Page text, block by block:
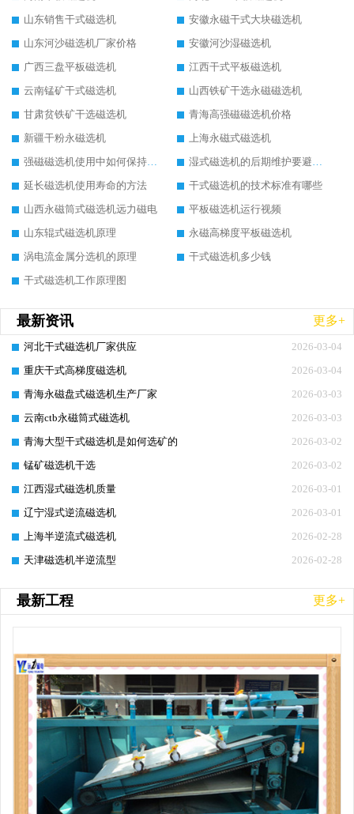
山东销售干式磁选机
安徽永磁干式大块磁选机
山东河沙磁选机厂家价格
安徽河沙湿磁选机
广西三盘平板磁选机
江西干式平板磁选机
云南锰矿干式磁选机
山西铁矿干选永磁磁选机
甘肃贫铁矿干选磁选机
青海高强磁磁选机价格
新疆干粉永磁选机
上海永磁式磁选机
强磁磁选机使用中如何保持其顺畅运行
湿式磁选机的后期维护要避开哪些坑
延长磁选机使用寿命的方法
干式磁选机的技术标准有哪些
山西永磁筒式磁选机远力磁电
平板磁选机运行视频
山东辊式磁选机原理
永磁高梯度平板磁选机
涡电流金属分选机的原理
干式磁选机多少钱
干式磁选机工作原理图
最新资讯 更多+
2026-03-04
河北干式磁选机厂家供应
2026-03-04
重庆干式高梯度磁选机
2026-03-03
青海永磁盘式磁选机生产厂家
2026-03-03
云南ctb永磁筒式磁选机
2026-03-02
青海大型干式磁选机是如何选矿的
2026-03-02
锰矿磁选机干选
2026-03-01
江西湿式磁选机质量
2026-03-01
辽宁湿式逆流磁选机
2026-02-28
上海半逆流式磁选机
2026-02-28
天津磁选机半逆流型
最新工程 更多+